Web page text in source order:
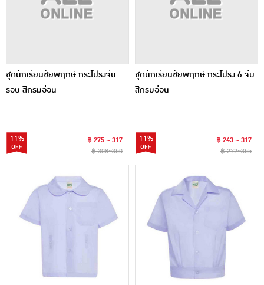
ชุดนักเรียนชัยพฤกษ์ กระโปรงจีบ
รอบ สีกรมอ่อน
11%
฿ 275 ~ 317
฿ 308~350
ชุดนักเรียนชัยพฤกษ์ กระโปรง 6 จีบ
สีกรมอ่อน
11%
฿ 243 ~ 317
฿ 272~355